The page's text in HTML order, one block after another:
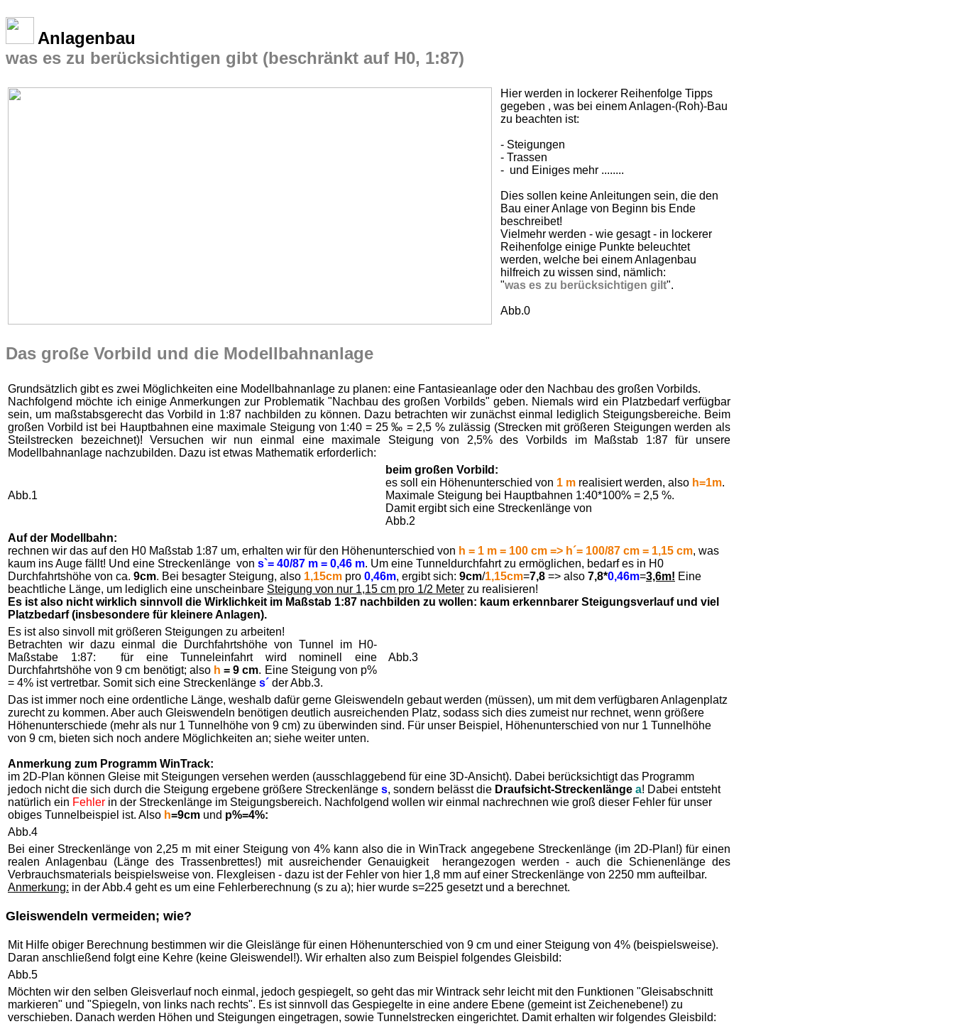
Anlagenbau
was es zu berücksichtigen gibt (beschränkt auf H0, 1:87)
Hier werden in lockerer Reihenfolge Tipps
gegeben , was bei einem Anlagen-(Roh)-Bau
zu beachten ist:
- Steigungen
- Trassen
- und Einiges mehr ........
Dies sollen keine Anleitungen sein, die den
Bau einer Anlage von Beginn bis Ende
beschreibet!
Vielmehr werden - wie gesagt - in lockerer
Reihenfolge einige Punkte beleuchtet
werden, welche bei einem Anlagenbau
hilfreich zu wissen sind, nämlich:
"was es zu berücksichtigen gilt".
Abb.0
Das große Vorbild und die Modellbahnanlage
Grundsätzlich gibt es zwei Möglichkeiten eine Modellbahnanlage zu planen: eine Fantasieanlage oder den Nachbau des großen Vorbilds.
Nachfolgend möchte ich einige Anmerkungen zur Problematik "Nachbau des großen Vorbilds" geben. Niemals wird ein Platzbedarf verfügbar
sein, um maßstabsgerecht das Vorbild in 1:87 nachbilden zu können. Dazu betrachten wir zunächst einmal lediglich Steigungsbereiche. Beim
großen Vorbild ist bei Hauptbahnen eine maximale Steigung von 1:40 = 25 ‰ = 2,5 % zulässig (Strecken mit größeren Steigungen werden als
Steilstrecken bezeichnet)! Versuchen wir nun einmal eine maximale Steigung von 2,5% des Vorbilds im Maßstab 1:87 für unsere
Modellbahnanlage nachzubilden. Dazu ist etwas Mathematik erforderlich:
Abb.1
beim großen Vorbild:
es soll ein Höhenunterschied von 1 m realisiert werden, also h=1m.
Maximale Steigung bei Hauptbahnen 1:40*100% = 2,5 %.
Damit ergibt sich eine Streckenlänge von
Abb.2
Auf der Modellbahn:
rechnen wir das auf den H0 Maßstab 1:87 um, erhalten wir für den Höhenunterschied von h = 1 m = 100 cm => h´= 100/87 cm = 1,15 cm, was
kaum ins Auge fällt! Und eine Streckenlänge von s`= 40/87 m = 0,46 m. Um eine Tunneldurchfahrt zu ermöglichen, bedarf es in H0
Durchfahrtshöhe von ca. 9cm. Bei besagter Steigung, also 1,15cm pro 0,46m, ergibt sich: 9cm/1,15cm=7,8 => also 7,8*0,46m=3,6m! Eine
beachtliche Länge, um lediglich eine unscheinbare Steigung von nur 1,15 cm pro 1/2 Meter zu realisieren!
Es ist also nicht wirklich sinnvoll die Wirklichkeit im Maßstab 1:87 nachbilden zu wollen: kaum erkennbarer Steigungsverlauf und viel
Platzbedarf (insbesondere für kleinere Anlagen).
Es ist also sinvoll mit größeren Steigungen zu arbeiten!
Betrachten wir dazu einmal die Durchfahrtshöhe von Tunnel im H0-
Maßstabe 1:87: für eine Tunneleinfahrt wird nominell eine
Durchfahrtshöhe von 9 cm benötigt; also h = 9 cm. Eine Steigung von p%
= 4% ist vertretbar. Somit sich eine Streckenlänge s´ der Abb.3.
Abb.3
Das ist immer noch eine ordentliche Länge, weshalb dafür gerne Gleiswendeln gebaut werden (müssen), um mit dem verfügbaren Anlagenplatz
zurecht zu kommen. Aber auch Gleiswendeln benötigen deutlich ausreichenden Platz, sodass sich dies zumeist nur rechnet, wenn größere
Höhenunterschiede (mehr als nur 1 Tunnelhöhe von 9 cm) zu überwinden sind. Für unser Beispiel, Höhenunterschied von nur 1 Tunnelhöhe
von 9 cm, bieten sich noch andere Möglichkeiten an; siehe weiter unten.
Anmerkung zum Programm WinTrack:
im 2D-Plan können Gleise mit Steigungen versehen werden (ausschlaggebend für eine 3D-Ansicht). Dabei berücksichtigt das Programm
jedoch nicht die sich durch die Steigung ergebene größere Streckenlänge s, sondern belässt die Draufsicht-Streckenlänge a! Dabei entsteht
natürlich ein Fehler in der Streckenlänge im Steigungsbereich. Nachfolgend wollen wir einmal nachrechnen wie groß dieser Fehler für unser
obiges Tunnelbeispiel ist. Also h=9cm und p%=4%:
Abb.4
Bei einer Streckenlänge von 2,25 m mit einer Steigung von 4% kann also die in WinTrack angegebene Streckenlänge (im 2D-Plan!) für einen
realen Anlagenbau (Länge des Trassenbrettes!) mit ausreichender Genauigkeit herangezogen werden - auch die Schienenlänge des
Verbrauchsmaterials beispielsweise von. Flexgleisen - dazu ist der Fehler von hier 1,8 mm auf einer Streckenlänge von 2250 mm aufteilbar.
Anmerkung: in der Abb.4 geht es um eine Fehlerberechnung (s zu a); hier wurde s=225 gesetzt und a berechnet.
Gleiswendeln vermeiden; wie?
Mit Hilfe obiger Berechnung bestimmen wir die Gleislänge für einen Höhenunterschied von 9 cm und einer Steigung von 4% (beispielsweise).
Daran anschließend folgt eine Kehre (keine Gleiswendel!). Wir erhalten also zum Beispiel folgendes Gleisbild:
Abb.5
Möchten wir den selben Gleisverlauf noch einmal, jedoch gespiegelt, so geht das mir Wintrack sehr leicht mit den Funktionen "Gleisabschnitt
markieren" und "Spiegeln, von links nach rechts". Es ist sinnvoll das Gespiegelte in eine andere Ebene (gemeint ist Zeichenebene!) zu
verschieben. Danach werden Höhen und Steigungen eingetragen, sowie Tunnelstrecken eingerichtet. Damit erhalten wir folgendes Gleisbild: